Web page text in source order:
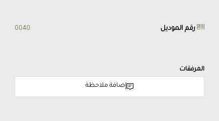
رقم الموديل 0040
المرفقات
إضافة ملاحظة